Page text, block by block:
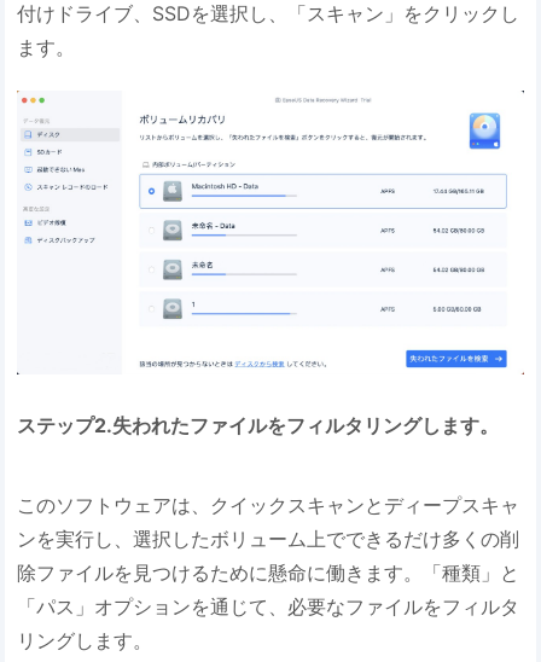
付けドライブ、SSDを選択し、「スキャン」をクリックし
ます。
ステップ2.失われたファイルをフィルタリングします。
このソフトウェアは、クイックスキャンとディープスキャ
ンを実行し、選択したボリューム上でできるだけ多くの削
除ファイルを見つけるために懸命に働きます。「種類」と
「パス」オプションを通じて、必要なファイルをフィルタ
リングします。